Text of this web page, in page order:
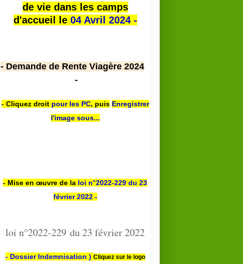
de vie dans les camps
d'accueil le 04 Avril 2024 -
- Demande de Rente Viagère 2024
-
- Cliquez droit pour les PC, puis Enregistrer
l'image sous...
- Mise en œuvre de la loi n°2022-229 du 23
février 2022 -
loi n°2022-229 du 23 février 2022
- Dossier Indemnisation ) Cliquez sur le logo